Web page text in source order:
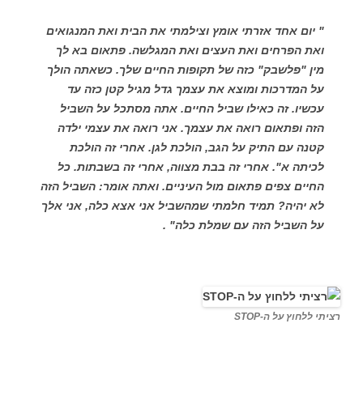
" יום אחד אזרתי אומץ וצילמתי את הבית ואת המנגואים
ואת הפרחים ואת העצים ואת המגלשה. פתאום בא לך
מין "פלשבק" כזה של תקופות החיים שלך. כשאתה הולך
על המדרכות ומוצא את עצמך גדל מגיל קטן כזה עד
עכשיו. זה כאילו שביל החיים. אתה מסתכל על השביל
הזה ופתאום רואה את עצמך. אני רואה את עצמי ילדה
קטנה עם התיק על הגב, הולכת לגן. אחרי זה הולכת
לכיתה א". אחרי זה בבת מצווה, אחרי זה בשבתות. כל
החיים צפים פתאום מול העיניים. ואתה אומר: השביל הזה
לא יהיה? תמיד חלמתי שמהשביל אני אצא כלה, אני אלך
על השביל הזה עם שמלת כלה" .
רציתי ללחוץ על ה-STOP